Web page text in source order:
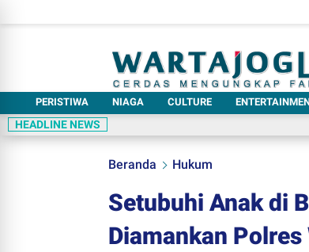
PERISTIWA NIAGA CULTURE
HEADLINE NEWS
Beranda Hukum
Setubuhi Anak di
Diamankan